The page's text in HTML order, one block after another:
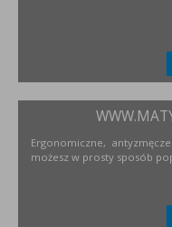
Ergonomiczne,
możesz w prosty sposób